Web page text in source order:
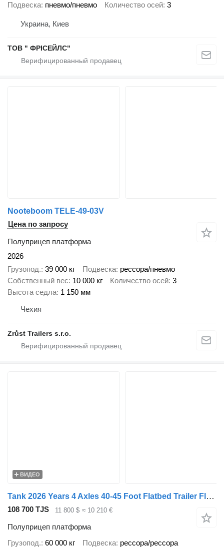
Подвеска пневмо/пневмо Количество осей 3
Украина, Киев
ТОВ " ФРІСЕЙЛС"
Nooteboom TELE-49-03V
Цена по запросу
Полуприцеп платформа
2026
Грузопод. 39 000 кг Подвеска рессора/пневмо
Собственный вес 10 000 кг Количество осей 3
Высота седла 1 150 мм
Чехия
Zrůst Trailers s.r.o.
ВИДЕО
Tank 2026 Years 4 Axles 40-45 Foot Flatbed Trailer Flat Deck Semi Tra
108 700 TJS 11 800 $ ≈ 10 210 €
Полуприцеп платформа
Грузопод. 60 000 кг Подвеска рессора/рессора